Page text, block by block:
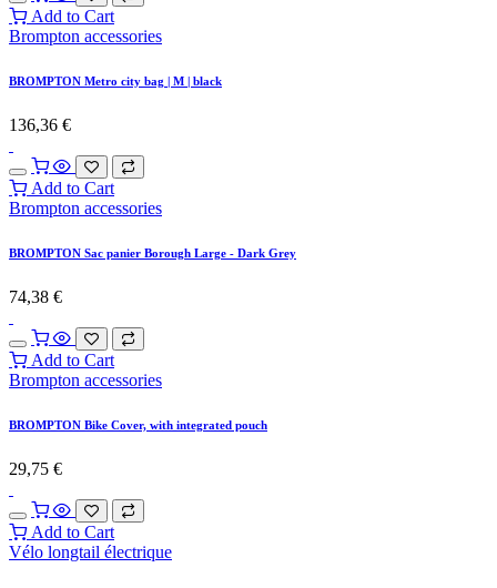
Add to Cart
Brompton accessories
BROMPTON Metro city bag | M | black
136,36 €
Add to Cart
Brompton accessories
BROMPTON Sac panier Borough Large - Dark Grey
74,38 €
Add to Cart
Brompton accessories
BROMPTON Bike Cover, with integrated pouch
29,75 €
Add to Cart
Vélo longtail électrique